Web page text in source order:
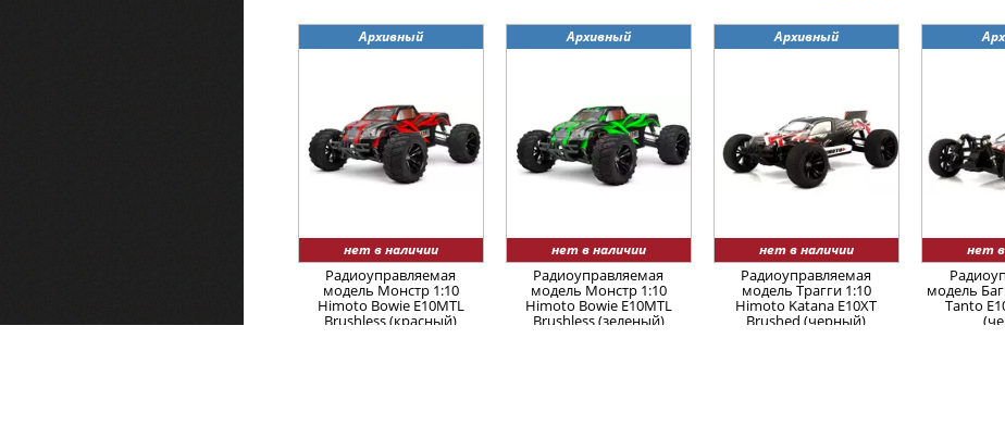
Архивный
нет в наличии
Радиоуправляемая
модель Монстр 1:10
Himoto Bowie E10MTL
Brushless (красный)
Архивный
нет в наличии
Радиоуправляемая
модель Монстр 1:10
Himoto Bowie E10MTL
Brushless (зеленый)
Архивный
нет в наличии
Радиоуправляемая
модель Трагги 1:10
Himoto Katana E10XT
Brushed (черный)
нет
модель
Tanto